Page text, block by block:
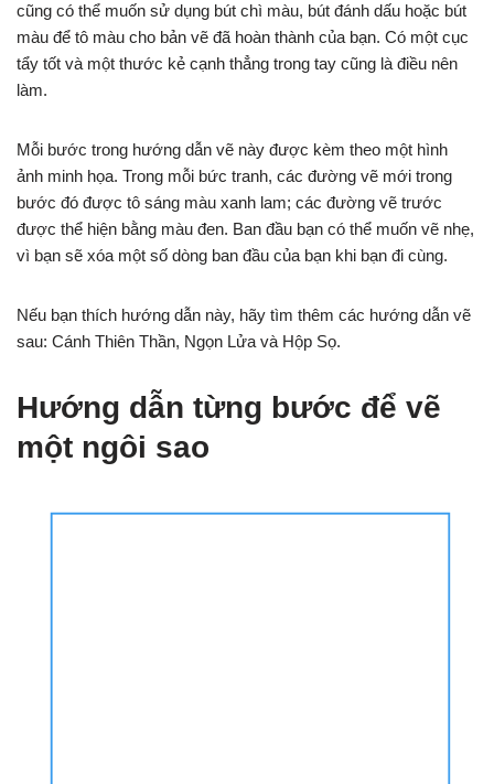
cũng có thể muốn sử dụng bút chì màu, bút đánh dấu hoặc bút
màu để tô màu cho bản vẽ đã hoàn thành của bạn. Có một cục
tẩy tốt và một thước kẻ cạnh thẳng trong tay cũng là điều nên
làm.
Mỗi bước trong hướng dẫn vẽ này được kèm theo một hình
ảnh minh họa. Trong mỗi bức tranh, các đường vẽ mới trong
bước đó được tô sáng màu xanh lam; các đường vẽ trước
được thể hiện bằng màu đen. Ban đầu bạn có thể muốn vẽ nhẹ,
vì bạn sẽ xóa một số dòng ban đầu của bạn khi bạn đi cùng.
Nếu bạn thích hướng dẫn này, hãy tìm thêm các hướng dẫn vẽ
sau: Cánh Thiên Thần, Ngọn Lửa và Hộp Sọ.
Hướng dẫn từng bước để vẽ
một ngôi sao